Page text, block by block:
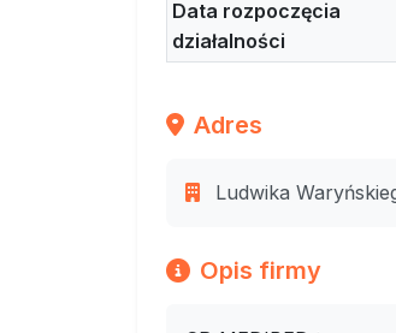
Data rozpoczęcia
działalności
Adres
Ludwika
Opis firmy